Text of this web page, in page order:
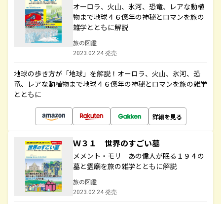
オーロラ、火山、氷河、恐竜、レアな動植
物まで地球４６億年の神秘とロマンを旅の
雑学とともに解説
旅の図鑑
2023.02.24 発売
地球の歩き方が「地球」を解説！オーロラ、火山、氷河、恐
竜、レアな動植物まで地球４６億年の神秘とロマンを旅の雑学
とともに
詳細を見る
Ｗ３１ 世界のすごい墓
メメント・モリ あの偉人が眠る１９４の
墓と霊廟を旅の雑学とともに解説
旅の図鑑
2023.02.24 発売